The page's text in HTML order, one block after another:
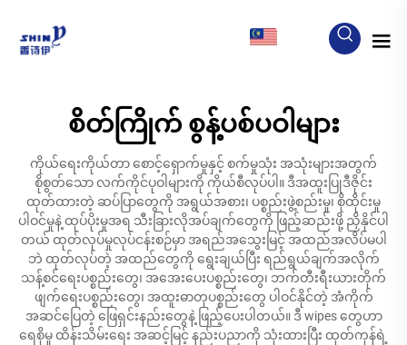
စိတ်ကြိုက် စွန့်ပစ်ပဝါများ
ကိုယ်ရေးကိုယ်တာ စောင့်ရှောက်မှုနှင့် စက်မှုသုံး အသုံးများအတွက်
စိုစွတ်သော လက်ကိုင်ပုဝါများကို ကိုယ်စီလုပ်ပါ။ ဒီအထူးပြုဒီဇိုင်း
ထုတ်ထားတဲ့ ဆပ်ပြာတွေကို အရွယ်အစား၊ ပစ္စည်းဖွဲ့စည်းမှု၊ စိုထိုင်းမှု
ပါဝင်မှုနဲ့ ထုပ်ပိုးမှုအရ သီးခြားလိုအပ်ချက်တွေကို ဖြည့်ဆည်းဖို့ ညှိနိုင်ပါ
တယ် ထုတ်လုပ်မှုလုပ်ငန်းစဉ်မှာ အရည်အသွေးမြင့် အထည်အလိပ်မပါ
ဘဲ ထုတ်လုပ်တဲ့ အထည်တွေကို ရွေးချယ်ပြီး ရည်ရွယ်ချက်အလိုက်
သန့်စင်ရေးပစ္စည်းတွေ၊ အအေးပေးပစ္စည်းတွေ၊ ဘက်တီးရီးယားတိုက်
ဖျက်ရေးပစ္စည်းတွေ၊ အထူးဓာတုပစ္စည်းတွေ ပါဝင်နိုင်တဲ့ အံကိုက်
အဆင်ပြေတဲ့ ဖြေရှင်းနည်းတွေနဲ့ ဖြည့်ပေးပါတယ်။ ဒီ wipes တွေဟာ
ရေစိုမှု ထိန်းသိမ်းရေး အဆင့်မြင့် နည်းပညာကို သုံးထားပြီး ထုတ်ကုန်ရဲ့